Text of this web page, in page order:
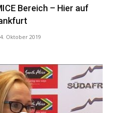
Bereich – Hier auf
Oktober 2019